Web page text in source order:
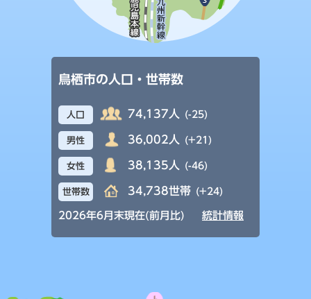
鳥栖市の人口・世帯数
人口 74,137人 (-25)
男性 36,002人 (+21)
女性 38,135人 (-46)
世帯数 34,738世帯 (+24)
2026年6月末現在(前月比) 統計情報